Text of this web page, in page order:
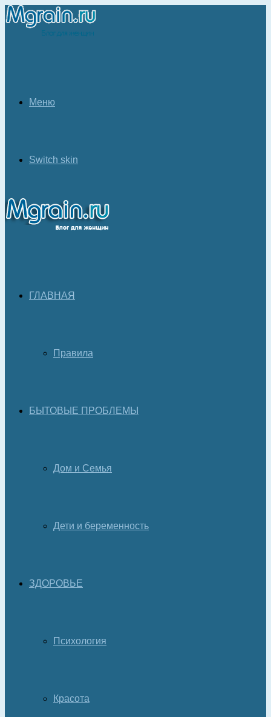
Меню
Switch skin
ГЛАВНАЯ
Правила
БЫТОВЫЕ ПРОБЛЕМЫ
Дом и Семья
Дети и беременность
ЗДОРОВЬЕ
Психология
Красота